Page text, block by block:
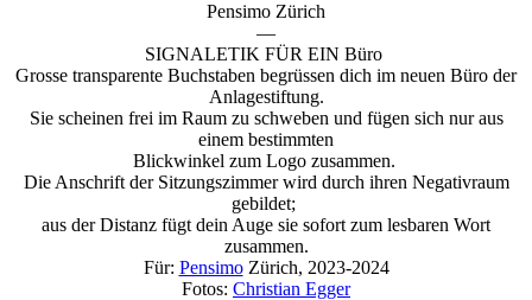
Pensimo Zürich
—
SIGNALETIK FÜR EIN Büro
Grosse transparente Buchstaben begrüssen dich im neuen Büro der
Anlagestiftung.
Sie scheinen frei im Raum zu schweben und fügen sich nur aus
einem bestimmten
Blickwinkel zum Logo zusammen.
Die Anschrift der Sitzungszimmer wird durch ihren Negativraum
gebildet;
aus der Distanz fügt dein Auge sie sofort zum lesbaren Wort
zusammen.
Für: PensimoZürich, 2023-2024
Fotos: Christian Egger